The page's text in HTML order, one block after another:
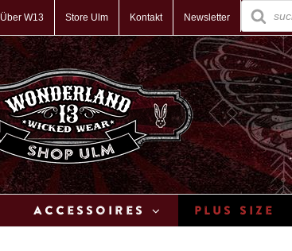
Über W13 Store Ulm Kontakt Newsletter
Products
search
Accessoires Plus Size